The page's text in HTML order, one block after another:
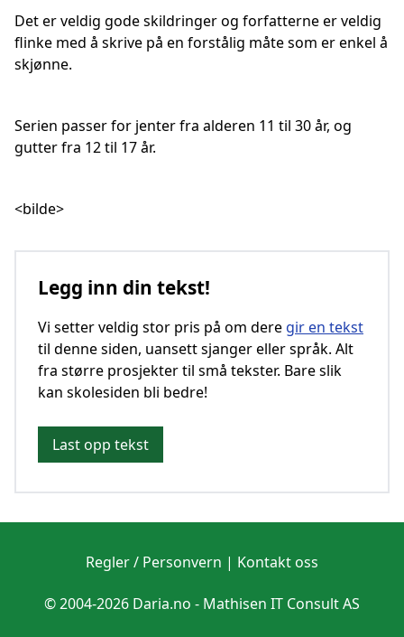
Det er veldig gode skildringer og forfatterne er veldig
flinke med å skrive på en forstålig måte som er enkel å
skjønne.
Serien passer for jenter fra alderen 11 til 30 år, og
gutter fra 12 til 17 år.
<bilde>
Legg inn din tekst!
Vi setter veldig stor pris på om dere gir en tekst
til denne siden, uansett sjanger eller språk. Alt
fra større prosjekter til små tekster. Bare slik
kan skolesiden bli bedre!
Last opp tekst
Regler / Personvern | Kontakt oss
© 2004-2026 Daria.no - Mathisen IT Consult AS